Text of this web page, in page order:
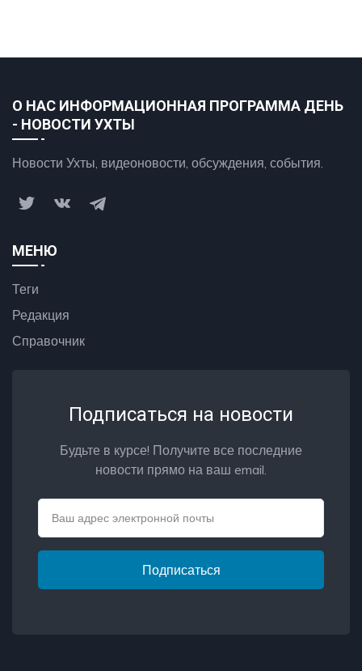
О НАС ИНФОРМАЦИОННАЯ ПРОГРАММА ДЕНЬ
- НОВОСТИ УХТЫ
Новости Ухты, видеоновости, обсуждения, события.
МЕНЮ
Теги
Редакция
Справочник
Подписаться на новости
Будьте в курсе! Получите все последние
новости прямо на ваш email.
Подписаться